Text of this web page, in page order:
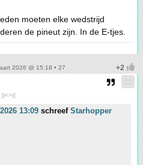
moeten elke wedstrijd
de pineut zijn. In de E-tjes.
2026 @ 15:18 • 27
))<>((
13:09 schreef Starhopper